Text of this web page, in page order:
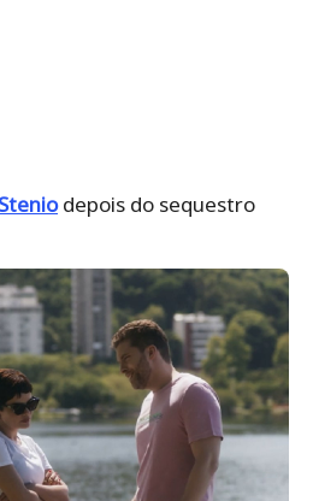
depois do sequestro